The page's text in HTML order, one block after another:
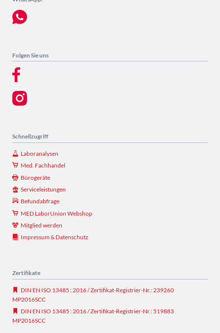
Folgen Sie uns
Schnellzugriff
Laboranalysen
Med. Fachhandel
Bürogeräte
Serviceleistungen
Befundabfrage
MED LaborUnion Webshop
Mitglied werden
Impressum & Datenschutz
Zertifikate
DIN EN ISO 13485 : 2016 / Zertifikat-Registrier-Nr.: 239260
MP2016SCC
DIN EN ISO 13485 : 2016 / Zertifikat-Registrier-Nr.: 519883
MP2016SCC